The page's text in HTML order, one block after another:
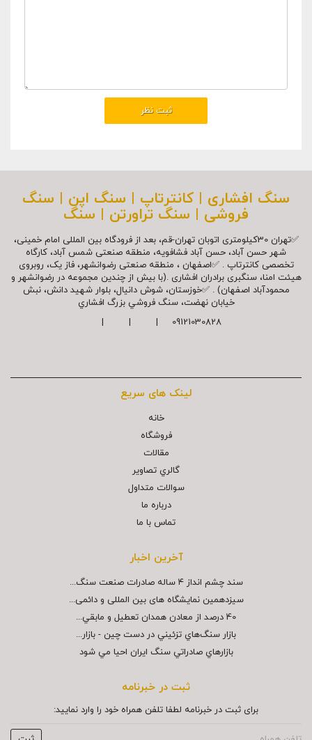
سنگ افشاری | کانترتاپ | سنگ اپن | سنگ
فروشی | سنگ تراورتن | سنگ
✅تهران 30کیلومتری اتوبان تهران-قم، بعد از فرودگاه بین المللی امام خمینی،
شهر حسن آباد، حسن آباد فشافویه، منطقه صنعتی شمس آباد، کارگاه
تخصصی کانترتاپ . ✅اصفهان ، منطقه صنعتی رضوانشهر، فاز یک، روبروی
هیئت امنا، سنگبری برادران افشاری .(با بیش از چندین مجموعه در رضوانشهر و
محمودآباد اصفهان) . ✅خوزستان، شوش دانیال، بلوار شهيد دانش، نبش
خیابان نهضت، سنگ فروشي بزرگ افشاري
09121030828 | | |
لینک های سریع
خانه
فروشگاه
مقالات
گالري تصاوير
سوالات متداول
درباره ما
تماس با ما
آخرین اخبار
سند چشم انداز ۴ ساله صادرات صنعت سنگ...
سیزدهمین نمایشگاه های بین المللی و دائمی...
40 درصد از معادن همدان تعطيل و مابقي...
بازار سنگ‌هاي تزئيني در دست چين - بازار...
بازارهاي صادراتي سنگ ايران احيا مي شود
ثبت در خبرنامه
برای ثبت در خبرنامه لطفا تلفن همراه خود را وارد نمایید: